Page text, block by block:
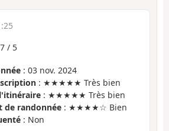
/ 5
: 03 nov. 2024
: ★★★★★ Très bien
: ★★★★★ Très bien
randonnée : ★★★★☆ Bien
: Non